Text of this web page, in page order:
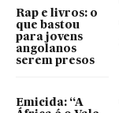
Rap e livros: o
que bastou
para jovens
angolanos
serem presos
Emicida: “A